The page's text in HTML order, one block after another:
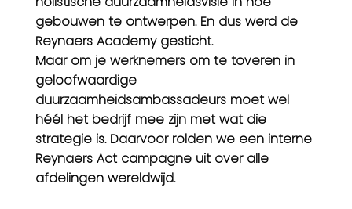
gebouwen te ontwerpen. En dus werd de
Reynaers Academy gesticht.
Maar om je werknemers om te toveren in
geloofwaardige
duurzaamheidsambassadeurs moet wel
héél het bedrijf mee zijn met wat die
strategie is. Daarvoor rolden we een interne
Reynaers Act campagne uit over alle
afdelingen wereldwijd.